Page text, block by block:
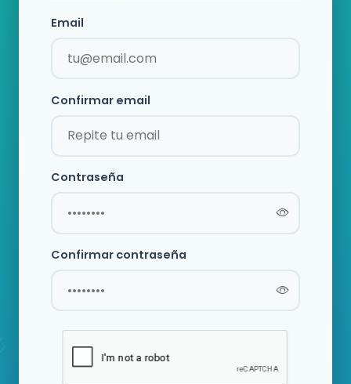
Email
Confirmar email
Contraseña
Confirmar contraseña